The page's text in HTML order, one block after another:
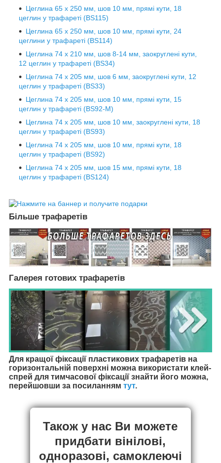
Цеглина 65 х 250 мм, шов 10 мм, прямі кути, 18
цеглин у трафареті (BS115)
Цеглина 65 х 250 мм, шов 10 мм, прямі кути, 24
цеглини у трафареті (BS114)
Цеглина 74 х 210 мм, шов 8-14 мм, заокруглені кути,
12 цеглин у трафареті (BS34)
Цеглина 74 х 205 мм, шов 6 мм, заокруглені кути, 12
цеглин у трафареті (BS33)
Цеглина 74 х 205 мм, шов 10 мм, прямі кути, 15
цеглин у трафареті (BS92-М)
Цеглина 74 х 205 мм, шов 10 мм, заокруглені кути, 18
цеглин у трафареті (BS93)
Цеглина 74 х 205 мм, шов 10 мм, прямі кути, 18
цеглин у трафареті (BS92)
Цеглина 74 х 205 мм, шов 15 мм, прямі кути, 18
цеглин у трафареті (BS124)
Більше трафаретів
Галерея готових трафаретів
Для кращої фіксації пластикових трафаретів на
горизонтальній поверхні можна використати клей-
спрей для тимчасової фіксації знайти його можна,
перейшовши за посиланням тут.
Також у нас Ви можете
придбати вінілові,
одноразові, самоклеючі